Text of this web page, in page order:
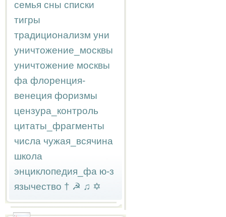
семья сны списки
тигры
традиционализм уни
уничтожение_москвы
уничтожение москвы
фа флоренция-
венеция форизмы
цензура_контроль
цитаты_фрагменты
числа чужая_всячина
школа
энциклопедия_фа ю-з
язычество † ☭ ♫ ✡